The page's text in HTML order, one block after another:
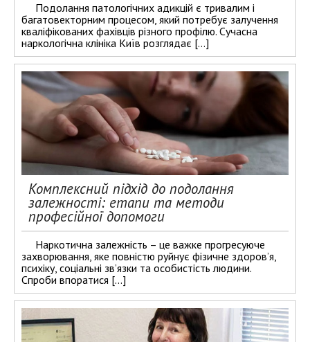
Подолання патологічних адикцій є тривалим і
багатовекторним процесом, який потребує залучення
кваліфікованих фахівців різного профілю. Сучасна
наркологічна клініка Київ розглядає […]
Комплексний підхід до подолання
залежності: етапи та методи
професійної допомоги
Наркотична залежність – це важке прогресуюче
захворювання, яке повністю руйнує фізичне здоров’я,
психіку, соціальні зв’язки та особистість людини.
Спроби впоратися […]